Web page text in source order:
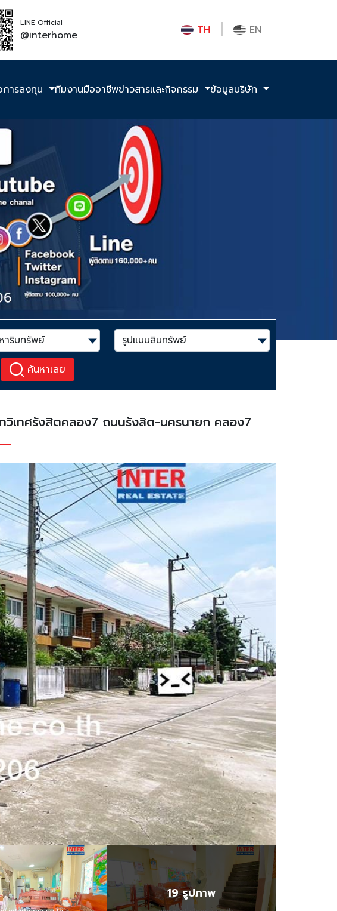
LINE Official
@interhome TH EN
การลงทุน ทีมงานมืออาชีพข่าวสารและกิจกรรม ข้อมูลบริษัท
ค้นหาเลย
วิเทศรังสิตคลอง7 ถนนรังสิต-นครนายก คลอง7
19 รูปภาพ